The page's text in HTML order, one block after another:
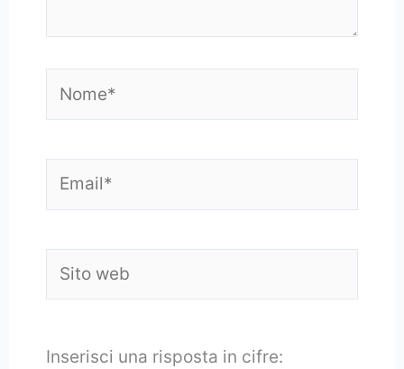
web
Inserisci una risposta in cifre: